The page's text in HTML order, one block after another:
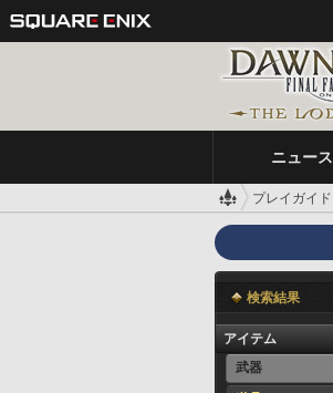
ニュース
プレイガイド
検索結果
アイテム
武器